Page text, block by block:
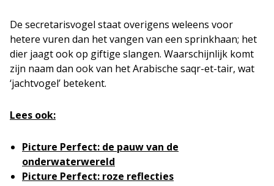
De secretarisvogel staat overigens weleens voor
hetere vuren dan het vangen van een sprinkhaan; het
dier jaagt ook op giftige slangen. Waarschijnlijk komt
zijn naam dan ook van het Arabische saqr-et-tair, wat
‘jachtvogel’ betekent.
Lees ook:
Picture Perfect: de pauw van de
onderwaterwereld
Picture Perfect: roze reflecties